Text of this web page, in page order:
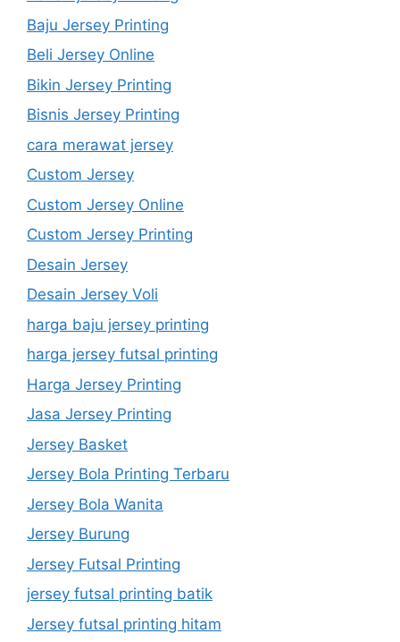
Baju Jersey Printing
Beli Jersey Online
Bikin Jersey Printing
Bisnis Jersey Printing
cara merawat jersey
Custom Jersey
Custom Jersey Online
Custom Jersey Printing
Desain Jersey
Desain Jersey Voli
harga baju jersey printing
harga jersey futsal printing
Harga Jersey Printing
Jasa Jersey Printing
Jersey Basket
Jersey Bola Printing Terbaru
Jersey Bola Wanita
Jersey Burung
Jersey Futsal Printing
jersey futsal printing batik
Jersey futsal printing hitam